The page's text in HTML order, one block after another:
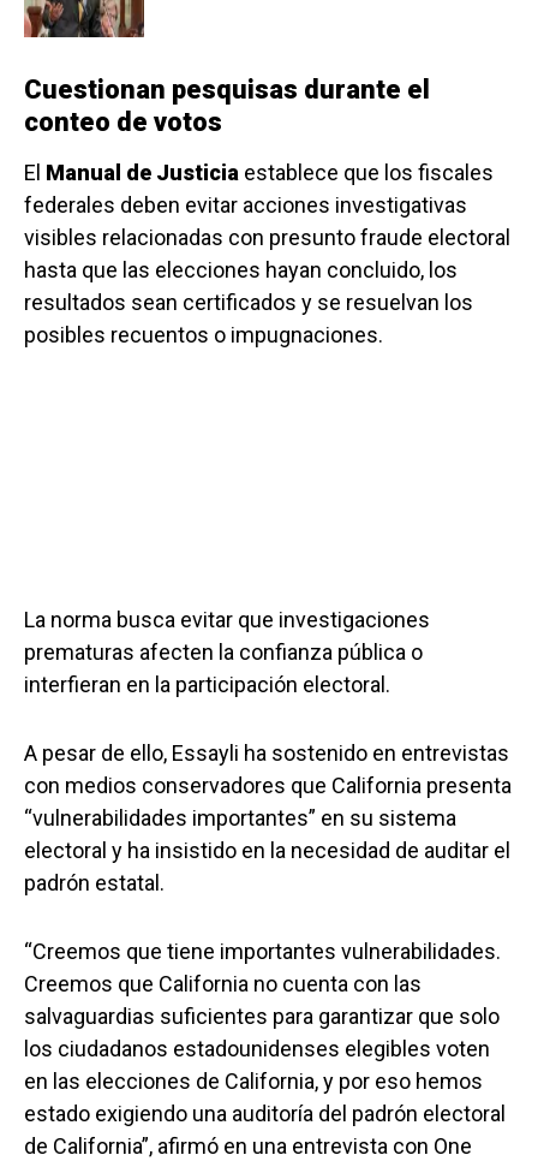
Cuestionan pesquisas durante el
conteo de votos
El Manual de Justicia establece que los fiscales
federales deben evitar acciones investigativas
visibles relacionadas con presunto fraude electoral
hasta que las elecciones hayan concluido, los
resultados sean certificados y se resuelvan los
posibles recuentos o impugnaciones.
La norma busca evitar que investigaciones
prematuras afecten la confianza pública o
interfieran en la participación electoral.
A pesar de ello, Essayli ha sostenido en entrevistas
con medios conservadores que California presenta
“vulnerabilidades importantes” en su sistema
electoral y ha insistido en la necesidad de auditar el
padrón estatal.
“Creemos que tiene importantes vulnerabilidades.
Creemos que California no cuenta con las
salvaguardias suficientes para garantizar que solo
los ciudadanos estadounidenses elegibles voten
en las elecciones de California, y por eso hemos
estado exigiendo una auditoría del padrón electoral
de California”, afirmó en una entrevista con One